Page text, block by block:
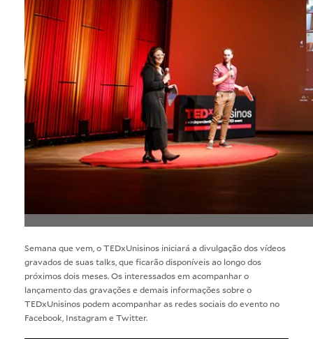
Semana que vem, o TEDxUnisinos iniciará a divulgação dos vídeos
gravados de suas talks, que ficarão disponíveis ao longo dos
próximos dois meses. Os interessados em acompanhar o
lançamento das gravações e demais informações sobre o
TEDxUnisinos podem acompanhar as redes sociais do evento no
Facebook, Instagram e Twitter.